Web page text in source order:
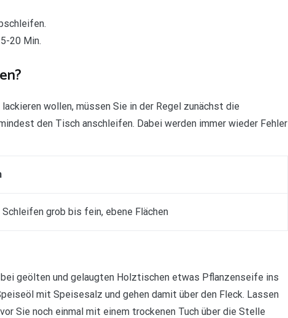
20 Min.
wollen, müssen Sie in der Regel zunächst die
den Tisch anschleifen. Dabei werden immer wieder Fehler
grob bis fein, ebene Flächen
geölten und gelaugten Holztischen etwas Pflanzenseife ins
mit Speisesalz und gehen damit über den Fleck. Lassen
Sie noch einmal mit einem trockenen Tuch über die Stelle